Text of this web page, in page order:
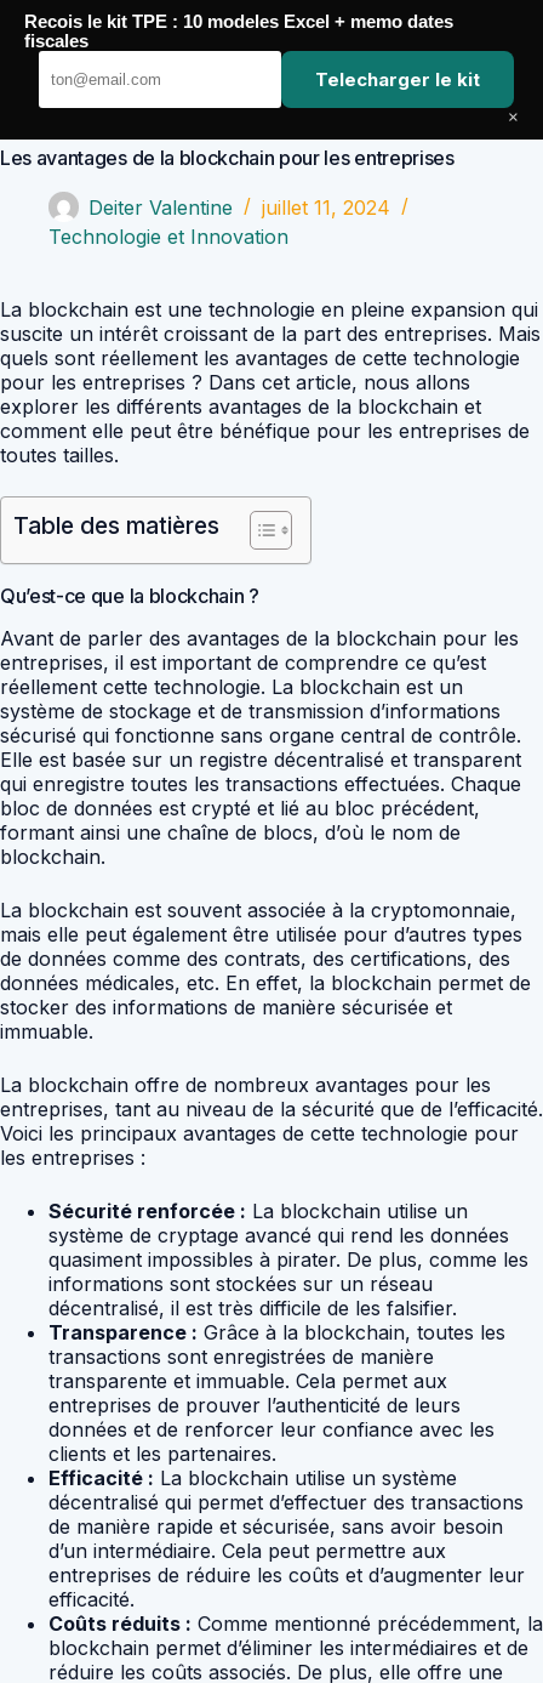
Passer
contenu
Comptabilité Job
Les avantages de la blockchain pour les entreprises
Deiter Valentine
juillet 11, 2024
Technologie et Innovation
La blockchain est une technologie en pleine expansion qui
suscite un intérêt croissant de la part des entreprises. Mais
quels sont réellement les avantages de cette technologie
pour les entreprises ? Dans cet article, nous allons
explorer les différents avantages de la blockchain et
comment elle peut être bénéfique pour les entreprises de
toutes tailles.
Table des matières
Qu’est-ce que la blockchain ?
Avant de parler des avantages de la blockchain pour les
entreprises, il est important de comprendre ce qu’est
réellement cette technologie. La blockchain est un
système de stockage et de transmission d’informations
sécurisé qui fonctionne sans organe central de contrôle.
Elle est basée sur un registre décentralisé et transparent
qui enregistre toutes les transactions effectuées. Chaque
bloc de données est crypté et lié au bloc précédent,
formant ainsi une chaîne de blocs, d’où le nom de
blockchain.
La blockchain est souvent associée à la cryptomonnaie,
mais elle peut également être utilisée pour d’autres types
de données comme des contrats, des certifications, des
données médicales, etc. En effet, la blockchain permet de
stocker des informations de manière sécurisée et
immuable.
La blockchain offre de nombreux avantages pour les
entreprises, tant au niveau de la sécurité que de l’efficacité.
Voici les principaux avantages de cette technologie pour
les entreprises :
Sécurité renforcée : La blockchain utilise un
système de cryptage avancé qui rend les données
quasiment impossibles à pirater. De plus, comme les
informations sont stockées sur un réseau
décentralisé, il est très difficile de les falsifier.
Transparence : Grâce à la blockchain, toutes les
transactions sont enregistrées de manière
transparente et immuable. Cela permet aux
entreprises de prouver l’authenticité de leurs
données et de renforcer leur confiance avec les
clients et les partenaires.
Efficacité : La blockchain utilise un système
décentralisé qui permet d’effectuer des transactions
de manière rapide et sécurisée, sans avoir besoin
d’un intermédiaire. Cela peut permettre aux
entreprises de réduire les coûts et d’augmenter leur
efficacité.
Coûts réduits : Comme mentionné précédemment, la
blockchain permet d’éliminer les intermédiaires et de
réduire les coûts associés. De plus, elle offre une
Recois le kit TPE : 10 modeles Excel + memo dates
fiscales
Telecharger le kit
×